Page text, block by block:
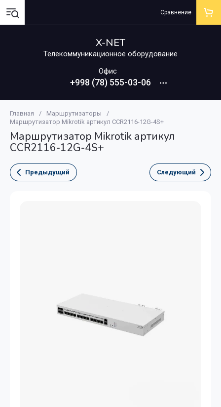
X-NET
Телекоммуникационное оборудование
Офис
+998 (78) 555-03-06
Сравнение
Главная / Маршрутизаторы
/
Маршрутизатор Mikrotik артикул CCR2116-12G-4S+
Маршрутизатор Mikrotik артикул
CCR2116-12G-4S+
Предыдущий Следующий